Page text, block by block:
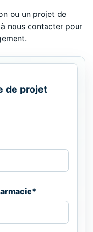
ou un projet de
nous contacter pour
de projet